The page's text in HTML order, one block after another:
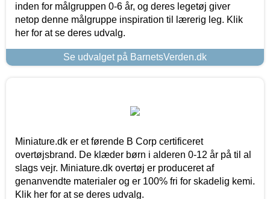
inden for målgruppen 0-6 år, og deres legetøj giver
netop denne målgruppe inspiration til lærerig leg. Klik
her for at se deres udvalg.
Se udvalget på BarnetsVerden.dk
Miniature.dk er et førende B Corp certificeret
overtøjsbrand. De klæder børn i alderen 0-12 år på til al
slags vejr. Miniature.dk overtøj er produceret af
genanvendte materialer og er 100% fri for skadelig kemi.
Klik her for at se deres udvalg.